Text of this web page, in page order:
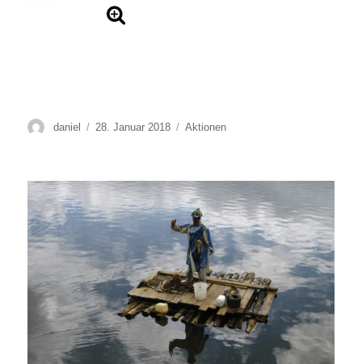
Autor
daniel
Veröffentlicht
28. Januar 2018 Kategorien
Aktionen